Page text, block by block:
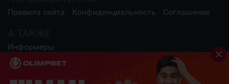
Правила сайта Конфиденциальность Соглашение
Информеры
СОЦИАЛЬНЫЕ СЕТИ